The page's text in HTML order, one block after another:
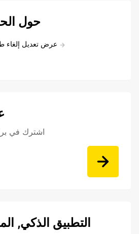
حول
عرض تعديل إلغاء
اشترك في
التطبيق الذكي,